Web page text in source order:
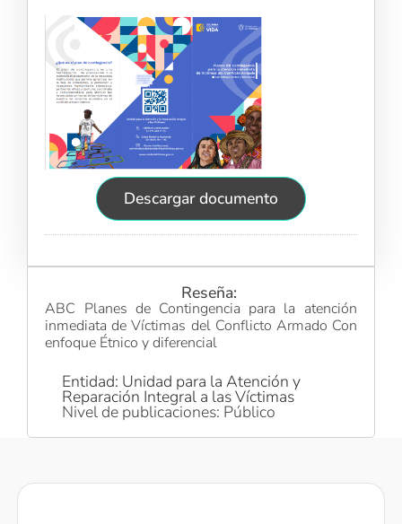
Descargar documento
Reseña:
ABC Planes de Contingencia para la atención
inmediata de Víctimas del Conflicto Armado Con
enfoque Étnico y diferencial
Entidad: Unidad para la Atención y
Reparación Integral a las Víctimas
Nivel de publicaciones: Público